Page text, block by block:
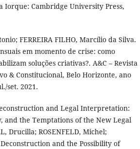
Iorque: Cambridge University Press,
FERREIRA FILHO, Marcílio da Silva.
em momento de crise: como
soluções criativas?. A&C – Revista
& Constitucional, Belo Horizonte, ano
set. 2021.
and Legal Interpretation:
and the Temptations of the New Legal
Drucilla; ROSENFELD, Michel;
and the Possibility of